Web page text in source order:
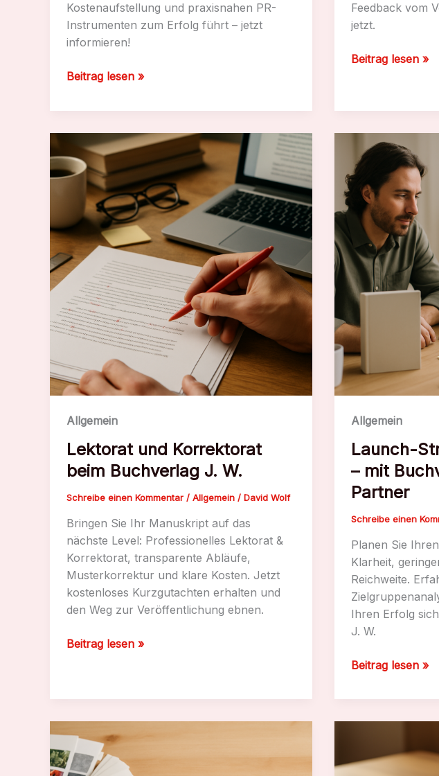
Kostenaufstellung und praxisnahen PR-
Instrumenten zum Erfolg führt – jetzt
informieren!
Buchverlag
W.:
Buchmarketing
und
PR
Autoren
Beitrag lesen »
Feedback vom
jetzt.
Schreibplan
Buchverlag
zur
Veröffentlichung
Beitrag lesen »
Allgemein
Lektorat und Korrektorat
beim Buchverlag J. W.
Schreibe einen Kommentar / Allgemein / David Wolf
Bringen Sie Ihr Manuskript auf das
nächste Level: Professionelles Lektorat &
Korrektorat, transparente Abläufe,
Musterkorrektur und klare Kosten. Jetzt
kostenloses Kurzgutachten erhalten und
den Weg zur Veröffentlichung ebnen.
Lektorat
Beitrag lesen »
Allgemein
Launch-
– mit
Partner
Schreibe einen
Planen Sie
Klarheit,
Reichweite.
Ihren Erfolg
J. W.
Launch-
entwickeln
Buchverlag
J.
Beitrag lesen »